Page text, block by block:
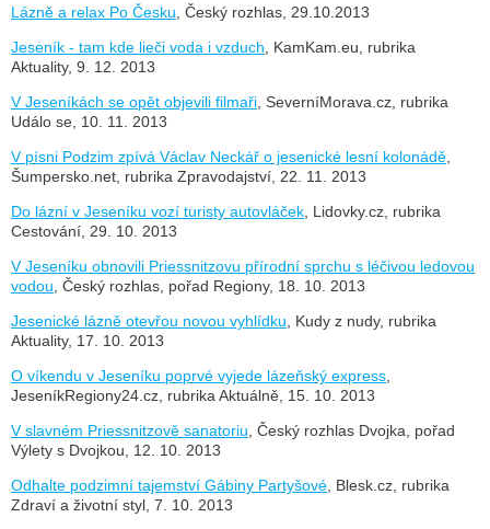
Lázně a relax Po Česku , Český rozhlas, 29.10.2013
Jeseník - tam kde lieči voda i vzduch , KamKam.eu, rubrika
Aktuality, 9. 12. 2013
V Jeseníkách se opět objevili filmaři , SeverníMorava.cz, rubrika
Událo se, 10. 11. 2013
V písni Podzim zpívá Václav Neckář o jesenické lesní kolonádě
Šumpersko.net, rubrika Zpravodajství, 22. 11. 2013
Do lázní v Jeseníku vozí turisty autovláček , Lidovky.cz, rubrika
Cestování, 29. 10. 2013
V Jeseníku obnovili Priessnitzovu přírodní sprchu s léčivou ledovou
vodou , Český rozhlas, pořad Regiony, 18. 10. 2013
Jesenické lázně otevřou novou vyhlídku , Kudy z nudy, rubrika
Aktuality, 17. 10. 2013
O víkendu v Jeseníku poprvé vyjede lázeňský express
JeseníkRegiony24.cz, rubrika Aktuálně, 15. 10. 2013
V slavném Priessnitzově sanatoriu , Český rozhlas Dvojka, pořad
Výlety s Dvojkou, 12. 10. 2013
Odhalte podzimní tajemství Gábiny Partyšové , Blesk.cz, rubrika
Zdraví a životní styl, 7. 10. 2013